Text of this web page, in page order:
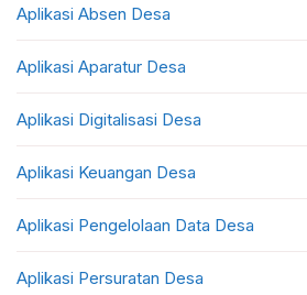
Aplikasi Absen Desa
Aplikasi Aparatur Desa
Aplikasi Digitalisasi Desa
Aplikasi Keuangan Desa
Aplikasi Pengelolaan Data Desa
Aplikasi Persuratan Desa